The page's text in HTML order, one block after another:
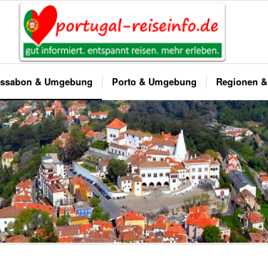
& Umgebung Porto & Umgebung Regionen